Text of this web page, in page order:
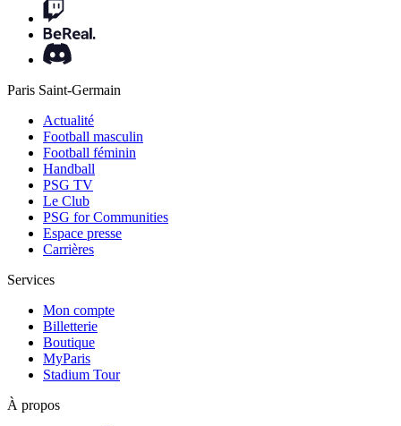
Paris Saint-Germain
Actualité
Football masculin
Football féminin
Handball
PSG TV
Le Club
PSG for Communities
Espace presse
Carrières
Services
Mon compte
Billetterie
Boutique
MyParis
Stadium Tour
À propos